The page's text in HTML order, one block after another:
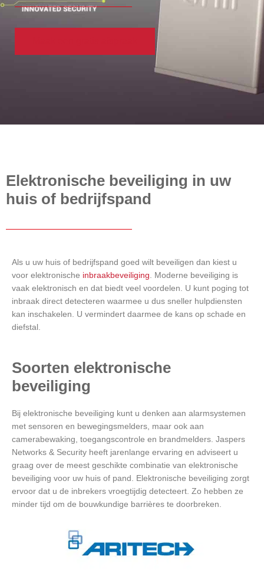
Elektronische beveiliging in uw
huis of bedrijfspand
Als u uw huis of bedrijfspand goed wilt beveiligen dan kiest u
voor elektronische inbraakbeveiliging . Moderne beveiliging is
vaak elektronisch en dat biedt veel voordelen. U kunt poging tot
inbraak direct detecteren waarmee u dus sneller hulpdiensten
kan inschakelen. U vermindert daarmee de kans op schade en
diefstal.
Soorten elektronische
beveiliging
Bij elektronische beveiliging kunt u denken aan alarmsystemen
met sensoren en bewegingsmelders, maar ook aan
camerabewaking, toegangscontrole en brandmelders. Jaspers
Networks & Security heeft jarenlange ervaring en adviseert u
graag over de meest geschikte combinatie van elektronische
beveiliging voor uw huis of pand. Elektronische beveiliging zorgt
ervoor dat u de inbrekers vroegtijdig detecteert. Zo hebben ze
minder tijd om de bouwkundige barrières te doorbreken.